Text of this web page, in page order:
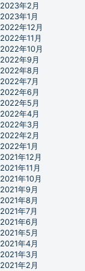
2023年2月
2023年1月
2022年12月
2022年11月
2022年10月
2022年9月
2022年8月
2022年7月
2022年6月
2022年5月
2022年4月
2022年3月
2022年2月
2022年1月
2021年12月
2021年11月
2021年10月
2021年9月
2021年8月
2021年7月
2021年6月
2021年5月
2021年4月
2021年3月
2021年2月